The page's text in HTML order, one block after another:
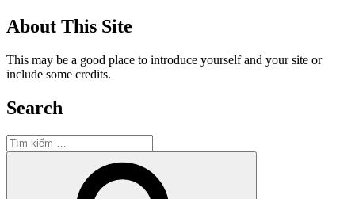
About This Site
This may be a good place to introduce yourself and your site or
include some credits.
Search
Tìm
kiếm: